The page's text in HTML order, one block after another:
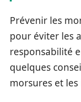
Prévenir les
pour éviter les
responsabilité
quelques
morsures et les